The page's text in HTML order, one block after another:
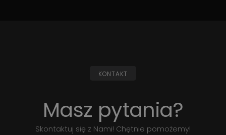
KONTAKT
Masz pytania?
Skontaktuj się z Nami! Chętnie pomożemy!